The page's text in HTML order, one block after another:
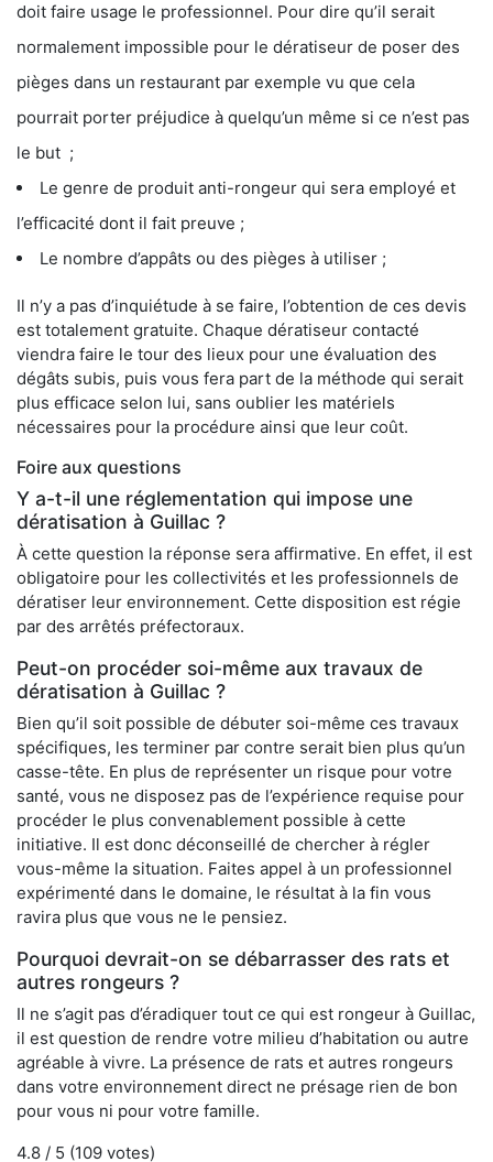
doit faire usage le professionnel. Pour dire qu’il serait
normalement impossible pour le dératiseur de poser des
pièges dans un restaurant par exemple vu que cela
pourrait porter préjudice à quelqu’un même si ce n’est pas
le but ;
Le genre de produit anti-rongeur qui sera employé et
l’efficacité dont il fait preuve ;
Le nombre d’appâts ou des pièges à utiliser ;
Il n’y a pas d’inquiétude à se faire, l’obtention de ces devis
est totalement gratuite. Chaque dératiseur contacté
viendra faire le tour des lieux pour une évaluation des
dégâts subis, puis vous fera part de la méthode qui serait
plus efficace selon lui, sans oublier les matériels
nécessaires pour la procédure ainsi que leur coût.
Foire aux questions
Y a-t-il une réglementation qui impose une
dératisation à Guillac ?
À cette question la réponse sera affirmative. En effet, il est
obligatoire pour les collectivités et les professionnels de
dératiser leur environnement. Cette disposition est régie
par des arrêtés préfectoraux.
Peut-on procéder soi-même aux travaux de
dératisation à Guillac ?
Bien qu’il soit possible de débuter soi-même ces travaux
spécifiques, les terminer par contre serait bien plus qu’un
casse-tête. En plus de représenter un risque pour votre
santé, vous ne disposez pas de l’expérience requise pour
procéder le plus convenablement possible à cette
initiative. Il est donc déconseillé de chercher à régler
vous-même la situation. Faites appel à un professionnel
expérimenté dans le domaine, le résultat à la fin vous
ravira plus que vous ne le pensiez.
Pourquoi devrait-on se débarrasser des rats et
autres rongeurs ?
Il ne s’agit pas d’éradiquer tout ce qui est rongeur à Guillac,
il est question de rendre votre milieu d’habitation ou autre
agréable à vivre. La présence de rats et autres rongeurs
dans votre environnement direct ne présage rien de bon
pour vous ni pour votre famille.
4.8 / 5 (109 votes)